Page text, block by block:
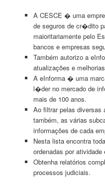
A CESCE � uma
de seguros de cr�dito
maioritariamente pelo
bancos e empresas
Também autorizo a
atualizações e
A eInforma � uma
l�der no mercado de
mais de 100 anos.
Ao filtrar pelas diversas
também, as várias
informações de cada
Nesta lista encontra
ordenadas por atividade
Obtenha relatórios
processos judiciais.